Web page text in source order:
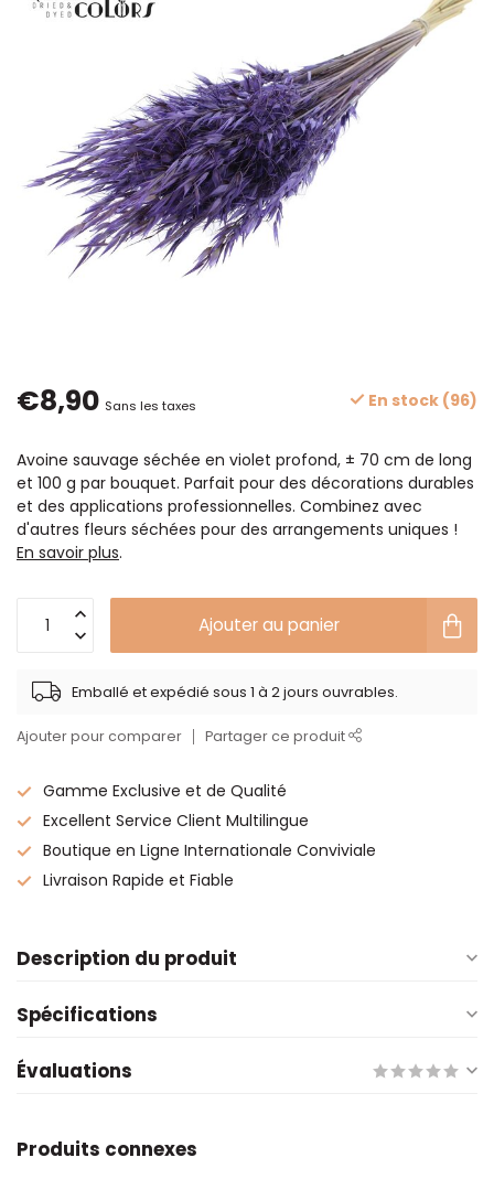
€8,90 Sans les taxes En stock (96)
Avoine sauvage séchée en violet profond, ± 70 cm de long
et 100 g par bouquet. Parfait pour des décorations durables
et des applications professionnelles. Combinez avec
d'autres fleurs séchées pour des arrangements uniques !
En savoir plus.
Ajouter au panier
Emballé et expédié sous 1 à 2 jours ouvrables.
Ajouter pour comparer Partager ce produit
Gamme Exclusive et de Qualité
Excellent Service Client Multilingue
Boutique en Ligne Internationale Conviviale
Livraison Rapide et Fiable
Description du produit
Spécifications
Évaluations
Produits connexes